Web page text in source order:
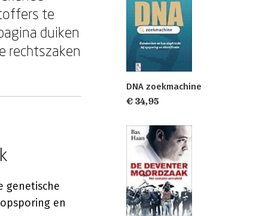
te
duiken
rechtszaken
genetische
en
DNA zoekmachine
€ 34,95